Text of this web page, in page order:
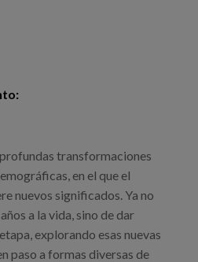
transformaciones
en el que el
nuevos significados. Ya no
a la vida, sino de dar
explorando esas nuevas
paso a formas diversas de